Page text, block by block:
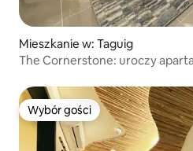
Mieszkanie w: Taguig
The Cornerstone: uroczy
Wybór gości
Wybór gości